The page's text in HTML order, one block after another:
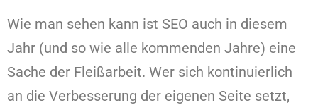
Wie man sehen kann ist SEO auch in diesem
Jahr (und so wie alle kommenden Jahre) eine
Sache der Fleißarbeit. Wer sich kontinuierlich
an die Verbesserung der eigenen Seite setzt,